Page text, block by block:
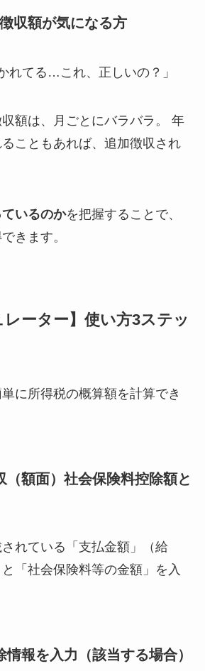
収額が気になる方
れてる…これ、正しいの？」
額は、月ごとにバラバラ。 年
こともあれば、追加徴収され
いるのかを把握することで、
きます。
レーター】使い方3ステッ
に所得税の概算額を計算でき
（額面）社会保険料控除額と
れている「支払金額」（給
「社会保険料等の金額」を入
情報を入力（該当する場合）